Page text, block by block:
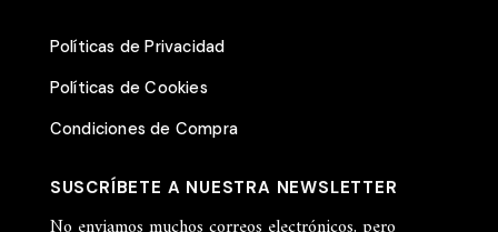
Políticas de Privacidad
Políticas de Cookies
Condiciones de Compra
SUSCRÍBETE A NUESTRA NEWSLETTER